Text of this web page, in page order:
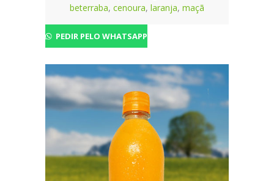
beterraba, cenoura, laranja, maçã
PEDIR PELO WHATSAPP